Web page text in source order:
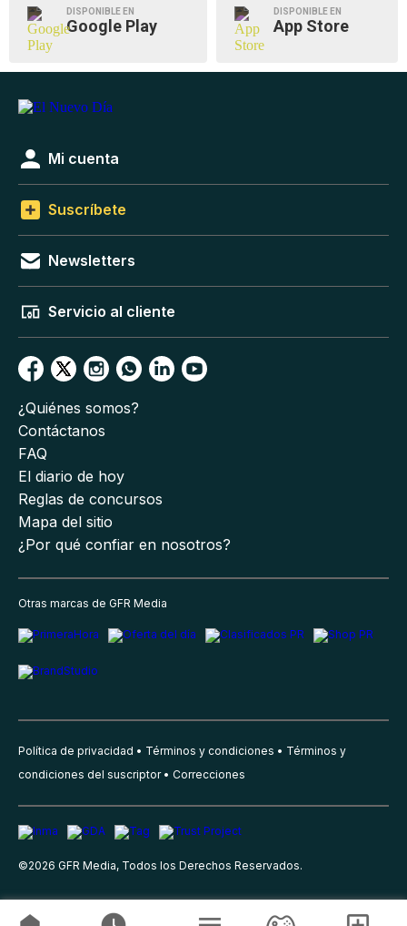
DISPONIBLE EN
Google Play
DISPONIBLE EN
App Store
Mi cuenta
Suscríbete
Newsletters
Servicio al cliente
¿Quiénes somos?
Contáctanos
FAQ
El diario de hoy
Reglas de concursos
Mapa del sitio
¿Por qué confiar en nosotros?
Otras marcas de GFR Media
Política de privacidad Términos y condiciones
Términos y
condiciones del suscriptor
Correcciones
©2026 GFR Media, Todos los Derechos Reservados.